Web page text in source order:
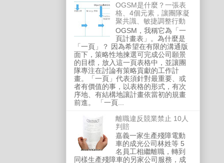
OGSM是什麼？一張表
格、4個元素，讓團隊凝
聚共識、敏捷調整行動
OGSM，我稱它為「一
頁計畫表」。為什麼是
「一頁」？ 因為希望在有限的溝通版
面下，策略性地揀選可完成公司願景
的目標，放入這一頁表格中，並讓團
隊專注在討論有策略貢獻的工作計
畫。「一頁」代表須針對最重要、或
者有價值的事，以表格的形式，有次
序地、有結構地讓計畫依當初的規畫
前進。 「一頁...
離職違反競業禁止 10人
判賠
嘉義一家生產殘障電動
車的成光公司林姓等 5
名員工相繼離職，轉到
同樣生產殘障車的另家公司服務，成